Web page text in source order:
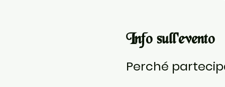
Info sull'evento
Perché